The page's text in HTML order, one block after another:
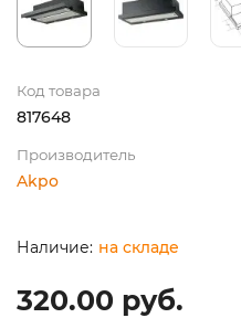
Код товара
817648
Производитель
Akpo
на складе
320.00 руб.